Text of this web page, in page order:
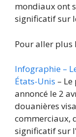
mondiaux ont
significatif sur
Pour aller plus
Infographie –
États-Unis –
annoncé le 2
douanières
commerciaux,
significatif sur